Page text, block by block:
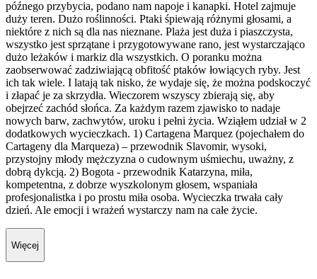
późnego przybycia, podano nam napoje i kanapki. Hotel zajmuje
duży teren. Dużo roślinności. Ptaki śpiewają różnymi głosami, a
niektóre z nich są dla nas nieznane. Plaża jest duża i piaszczysta,
wszystko jest sprzątane i przygotowywane rano, jest wystarczająco
dużo leżaków i markiz dla wszystkich. O poranku można
zaobserwować zadziwiającą obfitość ptaków łowiących ryby. Jest
ich tak wiele. I latają tak nisko, że wydaje się, że można podskoczyć
i złapać je za skrzydła. Wieczorem wszyscy zbierają się, aby
obejrzeć zachód słońca. Za każdym razem zjawisko to nadaje
nowych barw, zachwytów, uroku i pełni życia. Wziąłem udział w 2
dodatkowych wycieczkach. 1) Cartagena Marquez (pojechałem do
Cartageny dla Marqueza) – przewodnik Slavomir, wysoki,
przystojny młody mężczyzna o cudownym uśmiechu, uważny, z
dobrą dykcją. 2) Bogota - przewodnik Katarzyna, miła,
kompetentna, z dobrze wyszkolonym głosem, wspaniała
profesjonalistka i po prostu miła osoba. Wycieczka trwała cały
dzień. Ale emocji i wrażeń wystarczy nam na całe życie.
Więcej